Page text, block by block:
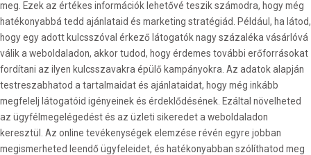
meg. Ezek az értékes információk lehetővé teszik számodra, hogy még
hatékonyabbá tedd ajánlataid és marketing stratégiád. Például, ha látod,
hogy egy adott kulcsszóval érkező látogatók nagy százaléka vásárlóvá
válik a weboldaladon, akkor tudod, hogy érdemes további erőforrásokat
fordítani az ilyen kulcsszavakra épülő kampányokra. Az adatok alapján
testreszabhatod a tartalmaidat és ajánlataidat, hogy még inkább
megfelelj látogatóid igényeinek és érdeklődésének. Ezáltal növelheted
az ügyfélmegelégedést és az üzleti sikeredet a weboldaladon
keresztül. Az online tevékenységek elemzése révén egyre jobban
megismerheted leendő ügyfeleidet, és hatékonyabban szólíthatod meg